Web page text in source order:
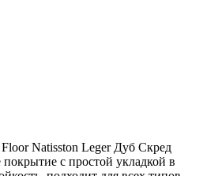
Natisston Leger Дуб Скред
с простой укладкой в